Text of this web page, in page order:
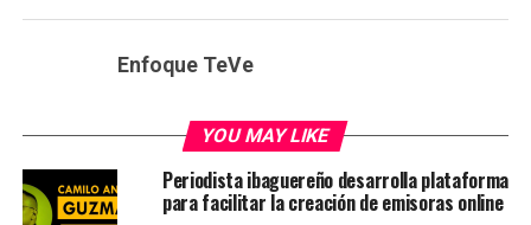
Enfoque TeVe
YOU MAY LIKE
Periodista ibaguereño desarrolla plataforma
para facilitar la creación de emisoras online